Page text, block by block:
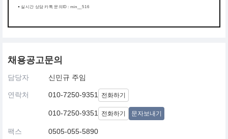
실시간 상담 카톡 문의ID : min__516
채용공고문의
담당자 신민규 주임
연락처 010-7250-9351 전화하기
010-7250-9351 전화하기 문자보내기
팩스 0505-055-5890